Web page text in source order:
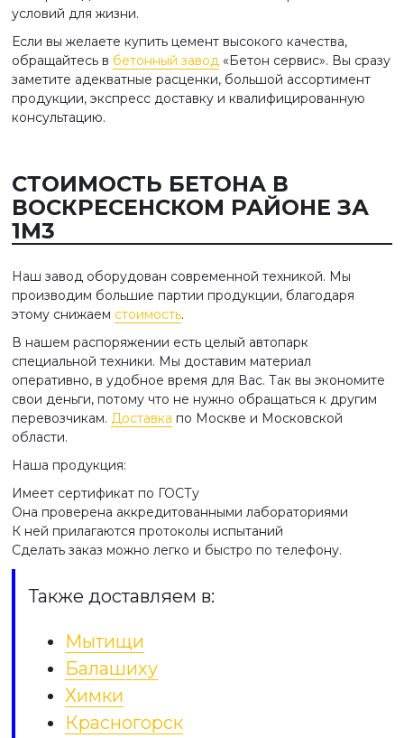
условий для жизни.
Если вы желаете купить цемент высокого качества,
обращайтесь в бетонный завод «Бетон сервис». Вы сразу
заметите адекватные расценки, большой ассортимент
продукции, экспресс доставку и квалифицированную
консультацию.
СТОИМОСТЬ БЕТОНА В
ВОСКРЕСЕНСКОМ РАЙОНЕ ЗА
1М3
Наш завод оборудован современной техникой. Мы
производим большие партии продукции, благодаря
этому снижаем стоимость.
В нашем распоряжении есть целый автопарк
специальной техники. Мы доставим материал
оперативно, в удобное время для Вас. Так вы экономите
свои деньги, потому что не нужно обращаться к другим
перевозчикам. Доставка по Москве и Московской
области.
Наша продукция:
Имеет сертификат по ГОСТу
Она проверена аккредитованными лабораториями
К ней прилагаются протоколы испытаний
Сделать заказ можно легко и быстро по телефону.
Также доставляем в:
Мытищи
Балашиху
Химки
Красногорск